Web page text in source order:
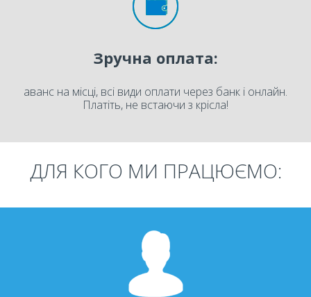
Зручна оплата:
аванс на місці, всі види оплати через банк і онлайн.
Платіть, не встаючи з крісла!
ДЛЯ КОГО МИ ПРАЦЮЄМО: